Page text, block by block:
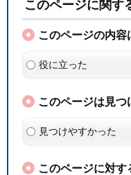
このページに関す
このページの内容
役に立った
このページは見つ
見つけやすかった
このページに対